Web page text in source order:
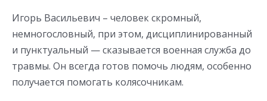
Игорь Васильевич – человек скромный,
немногословный, при этом, дисциплинированный
и пунктуальный — сказывается военная служба до
травмы. Он всегда готов помочь людям, особенно
получается помогать колясочникам.